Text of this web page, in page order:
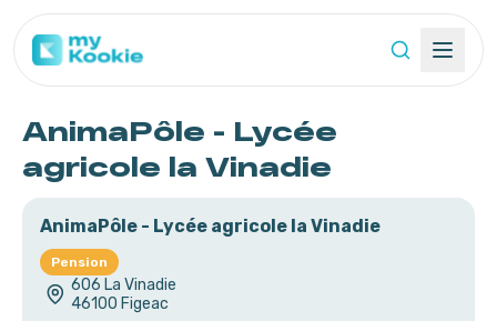
AnimaPôle - Lycée
agricole la Vinadie
AnimaPôle - Lycée agricole la Vinadie
Pension
606 La Vinadie
46100 Figeac